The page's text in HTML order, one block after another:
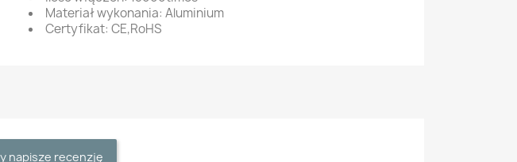
Materiał wykonania: Aluminium
Certyfikat: CE,RoHS
napisze recenzję